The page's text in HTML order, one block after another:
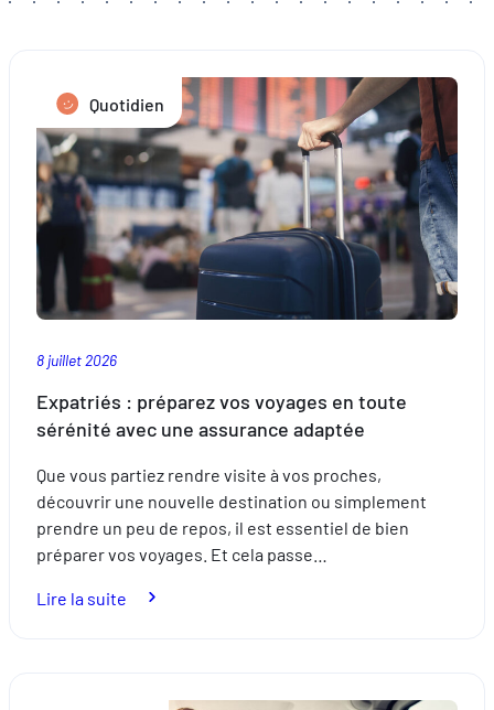
Quotidien
8 juillet 2026
Expatriés : préparez vos voyages en toute
sérénité avec une assurance adaptée
Que vous partiez rendre visite à vos proches,
découvrir une nouvelle destination ou simplement
prendre un peu de repos, il est essentiel de bien
préparer vos voyages. Et cela passe…
Lire la suite